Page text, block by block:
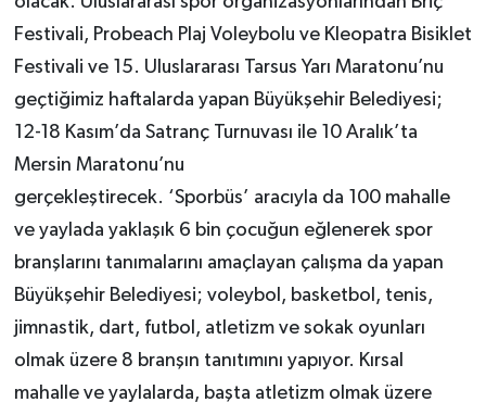
Festivali, Probeach Plaj Voleybolu ve Kleopatra Bisiklet
Festivali ve 15. Uluslararası Tarsus Yarı Maratonu’nu
geçtiğimiz haftalarda yapan Büyükşehir Belediyesi;
12-18 Kasım’da Satranç Turnuvası ile 10 Aralık’ta
Mersin Maratonu’nu
gerçekleştirecek. ‘Sporbüs’ aracıyla da 100 mahalle
ve yaylada yaklaşık 6 bin çocuğun eğlenerek spor
branşlarını tanımalarını amaçlayan çalışma da yapan
Büyükşehir Belediyesi; voleybol, basketbol, tenis,
jimnastik, dart, futbol, atletizm ve sokak oyunları
olmak üzere 8 branşın tanıtımını yapıyor. Kırsal
mahalle ve yaylalarda, başta atletizm olmak üzere